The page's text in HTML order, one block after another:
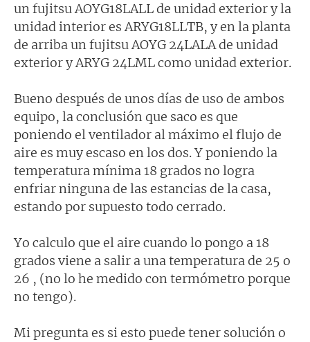
un fujitsu AOYG18LALL de unidad exterior y la
unidad interior es ARYG18LLTB, y en la planta
de arriba un fujitsu AOYG 24LALA de unidad
exterior y ARYG 24LML como unidad exterior.
Bueno después de unos días de uso de ambos
equipo, la conclusión que saco es que
poniendo el ventilador al máximo el flujo de
aire es muy escaso en los dos. Y poniendo la
temperatura mínima 18 grados no logra
enfriar ninguna de las estancias de la casa,
estando por supuesto todo cerrado.
Yo calculo que el aire cuando lo pongo a 18
grados viene a salir a una temperatura de 25 o
26 , (no lo he medido con termómetro porque
no tengo).
Mi pregunta es si esto puede tener solución o